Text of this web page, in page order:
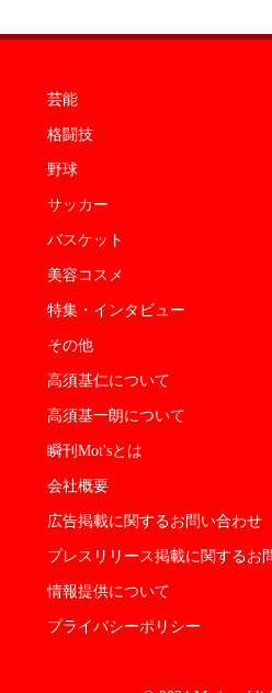
芸能
格闘技
野球
サッカー
バスケット
美容コスメ
特集・インタビュー
その他
高須基仁について
高須基一朗について
瞬刊Mot'sとは
会社概要
広告掲載に関するお問い合わせ
プレスリリース掲載に関するお
情報提供について
プライバシーポリシー